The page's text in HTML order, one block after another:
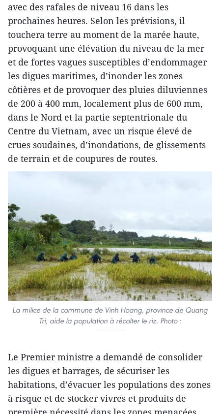
avec des rafales de niveau 16 dans les
prochaines heures. Selon les prévisions, il
touchera terre au moment de la marée haute,
provoquant une élévation du niveau de la mer
et de fortes vagues susceptibles d’endommager
les digues maritimes, d’inonder les zones
côtières et de provoquer des pluies diluviennes
de 200 à 400 mm, localement plus de 600 mm,
dans le Nord et la partie septentrionale du
Centre du Vietnam, avec un risque élevé de
crues soudaines, d’inondations, de glissements
de terrain et de coupures de routes.
La milice de la commune de Vinh Hoang, province de Quang
Tri, aide la population à récolter le riz. Photo :
Le Premier ministre a demandé de consolider
les digues et barrages, de sécuriser les
habitations, d’évacuer les populations des zones
à risque et de stocker vivres et produits de